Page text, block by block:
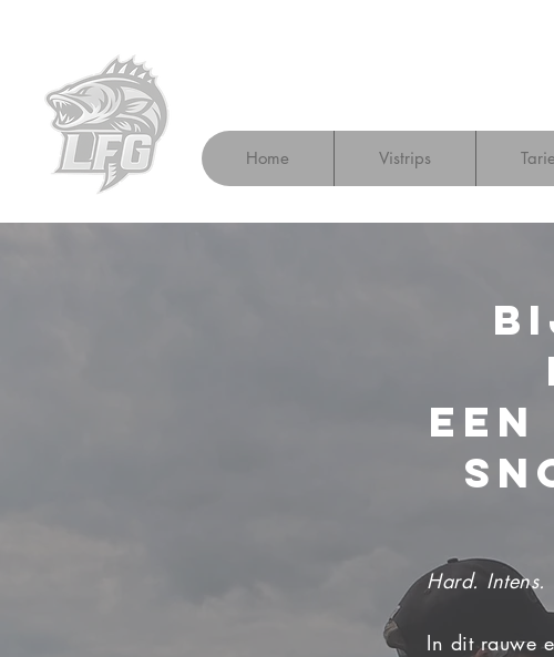
Home Vistrips
Hard. Intens.
In dit rauwe